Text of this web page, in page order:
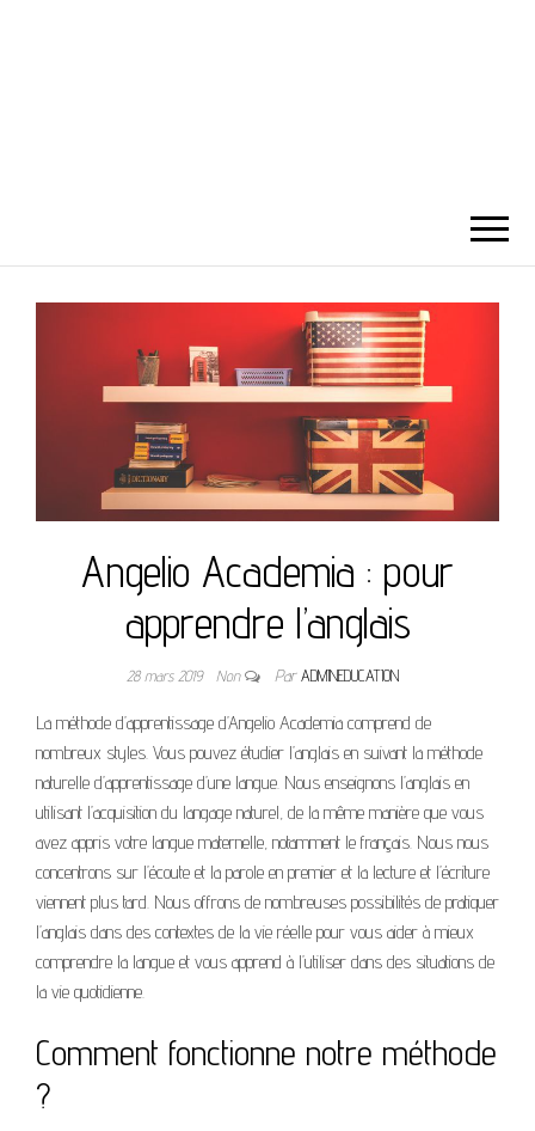
Angelio Academia : pour
apprendre l’anglais
28 mars 2019 Non ParADMINEDUCATION
La méthode d’apprentissage d’Angelio Academia comprend de
nombreux styles. Vous pouvez étudier l’anglais en suivant la méthode
naturelle d’apprentissage d’une langue. Nous enseignons l’anglais en
utilisant l’acquisition du langage naturel, de la même manière que vous
avez appris votre langue maternelle, notamment le français. Nous nous
concentrons sur l’écoute et la parole en premier et la lecture et l’écriture
viennent plus tard. Nous offrons de nombreuses possibilités de pratiquer
l’anglais dans des contextes de la vie réelle pour vous aider à mieux
comprendre la langue et vous apprend à l’utiliser dans des situations de
la vie quotidienne.
Comment fonctionne notre méthode
?